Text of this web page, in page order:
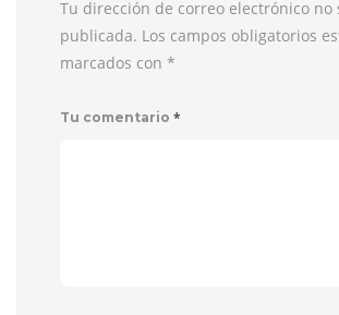
Tu dirección de correo electrónico no
publicada. Los campos obligatorios
marcados con *
Tu comentario *